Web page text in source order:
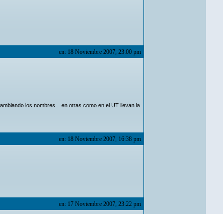
en: 18 Noviembre 2007, 23:00 pm
los nombres... en otras como en el UT llevan la
en: 18 Noviembre 2007, 16:38 pm
en: 17 Noviembre 2007, 23:22 pm